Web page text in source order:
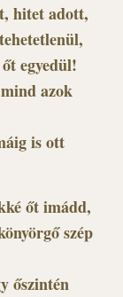
hitet adott,
egyedül!
azok
is ott
őt imádd,
szép
őszintén